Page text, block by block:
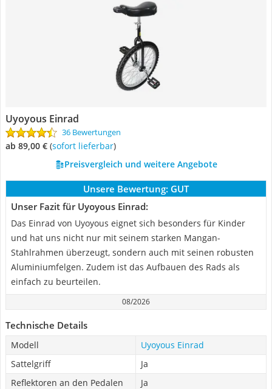
Uyoyous Einrad
36 Bewertungen
ab 89,00 € ( Sofort lieferbar)
Preisvergleich und weitere Angebote
Unsere Bewertung: GUT
Unser Fazit für Uyoyous Einrad:
Das Einrad von Uyoyous eignet sich besonders für Kinder
und hat uns nicht nur mit seinem starken Mangan-
Stahlrahmen überzeugt, sondern auch mit seinen robusten
Aluminiumfelgen. Zudem ist das Aufbauen des Rads als
einfach zu beurteilen.
08/2026
Technische Details
Modell
Uyoyous Einrad
Sattelgriff
Ja
Reflektoren an den Pedalen
Ja